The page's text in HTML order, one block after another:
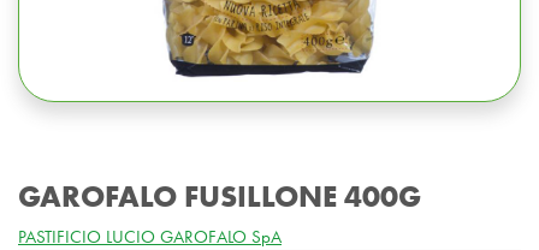
GAROFALO FUSILLONE 400G
PASTIFICIO LUCIO GAROFALO SpA